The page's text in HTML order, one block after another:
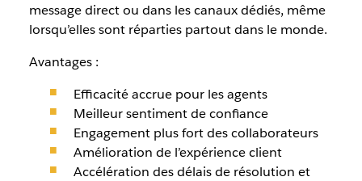
message direct ou dans les canaux dédiés, même
lorsqu’elles sont réparties partout dans le monde.
Avantages :
Efficacité accrue pour les agents
Meilleur sentiment de confiance
Engagement plus fort des collaborateurs
Amélioration de l’expérience client
Accélération des délais de résolution et